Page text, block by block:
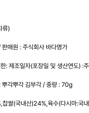
류)
매원 : 주식회사 바다명가
: 제조일자(포장일 및 생산연도)
뿌각뿌각 김부각 / 중량 : 70g
쌀(국내산)24%,육수(다시마:국